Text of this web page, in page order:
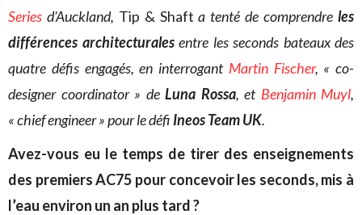
Series d’Auckland, Tip & Shaft a tenté de comprendreles
différences architecturalesentre les seconds bateaux des
quatre défis engagés,en interrogant Martin Fischer, « co-
designer coordinator » de Luna Rossa, et Benjamin Muyl,
« chief engineer » pour le défi Ineos Team UK.
Avez-vous eu le temps de tirer des enseignements
des premiers AC75 pour concevoir les seconds, mis à
l’eau environ un an plus tard ?